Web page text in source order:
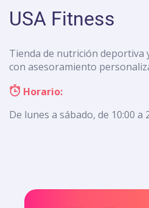
USA Fitness
Tienda de nutrición deportiva
con asesoramiento
Horario:
De lunes a sábado, de 10:00 a